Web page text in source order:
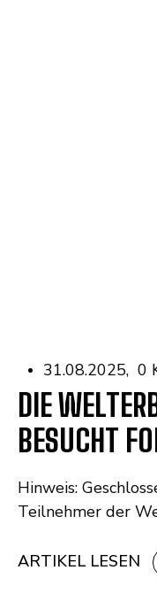
31.08.2025 0
DIE
BESUCHT
Hinweis:
Teilnehmer der
ARTIKEL LESEN